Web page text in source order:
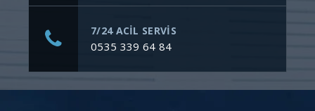
7/24 ACİL SERVİS
0535 339 64 84